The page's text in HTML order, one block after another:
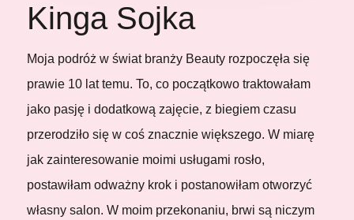
Kinga Sojka
Moja podróż w świat branży Beauty rozpoczęła się
prawie 10 lat temu. To, co początkowo traktowałam
jako pasję i dodatkową zajęcie, z biegiem czasu
przerodziło się w coś znacznie większego. W miarę
jak zainteresowanie moimi usługami rosło,
postawiłam odważny krok i postanowiłam otworzyć
własny salon. W moim przekonaniu, brwi są niczym